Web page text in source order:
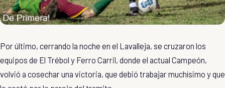
Por último, cerrando la noche en el Lavalleja, se cruzaron los
equipos de El Trébol y Ferro Carril, donde el actual Campeón,
volvió a cosechar una victoria, que debió trabajar muchísimo y que